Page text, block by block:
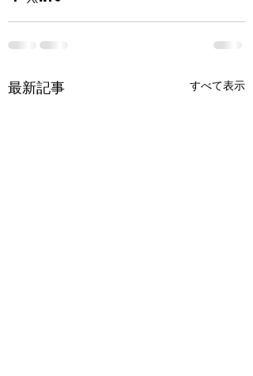
最新記事 すべて表示